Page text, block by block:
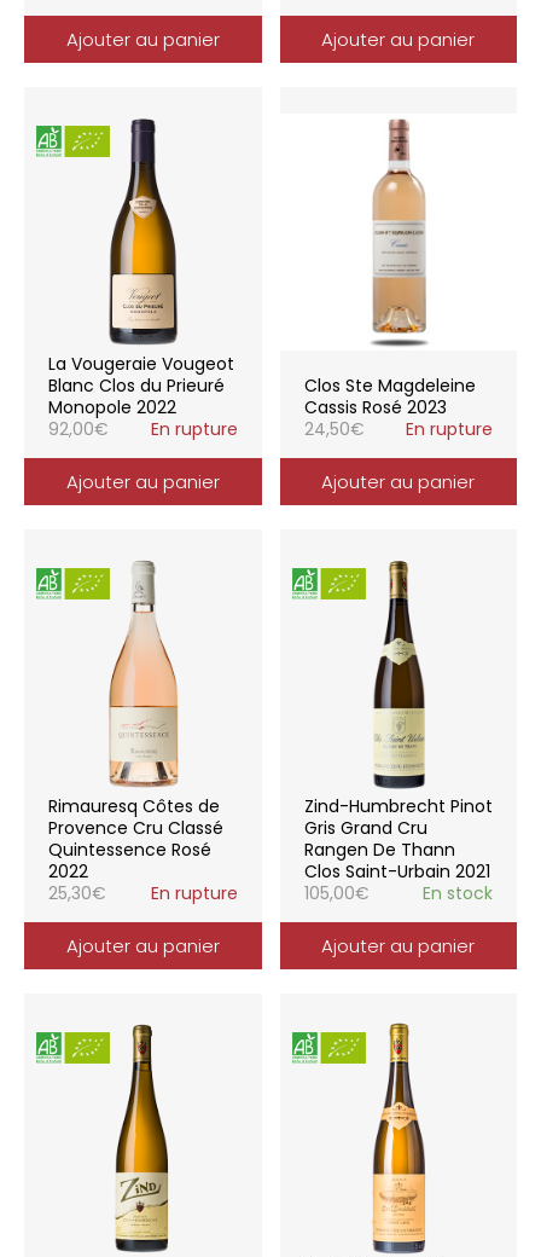
Ajouter au panier Ajouter au panier
La Vougeraie Vougeot
Blanc Clos du Prieuré
Monopole 2022
92,00€ En rupture
Ajouter au panier
Clos Ste Magdeleine
Cassis Rosé 2023
24,50€ En rupture
Ajouter au panier
Rimauresq Côtes de
Provence Cru Classé
Quintessence Rosé
2022
25,30€ En rupture
Ajouter au panier
Zind-Humbrecht Pinot
Gris Grand Cru
Rangen De Thann
Clos Saint-Urbain 2021
105,00€ En stock
Ajouter au panier